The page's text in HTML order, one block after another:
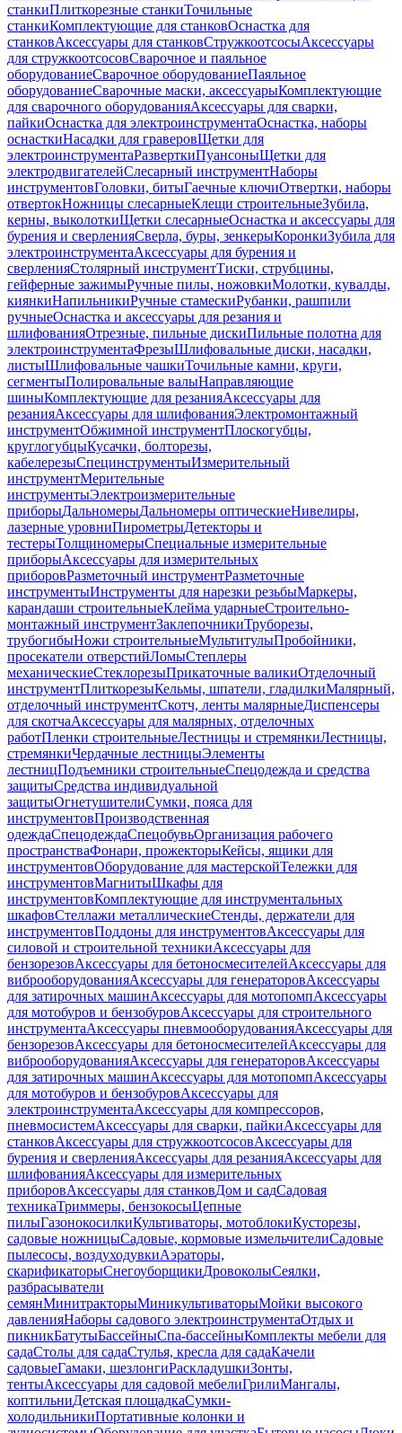
станкиПлиткорезные станкиТочильные
станкиКомплектующие для станковОснастка для
станковАксессуары для станковСтружкоотсосыАксессуары
для стружкоотсосовСварочное и паяльное
оборудованиеСварочное оборудованиеПаяльное
оборудованиеСварочные маски, аксессуарыКомплектующие
для сварочного оборудованияАксессуары для сварки,
пайкиОснастка для электроинструментаОснастка, наборы
оснасткиНасадки для граверовЩетки для
электроинструментаРазверткиПуансоныЩетки для
электродвигателейСлесарный инструментНаборы
инструментовГоловки, битыГаечные ключиОтвертки, наборы
отвертокНожницы слесарныеКлещи строительныеЗубила,
керны, выколоткиЩетки слесарныеОснастка и аксессуары для
бурения и сверленияСверла, буры, зенкерыКоронкиЗубила для
электроинструментаАксессуары для бурения и
сверленияСтолярный инструментТиски, струбцины,
гейферные зажимыРучные пилы, ножовкиМолотки, кувалды,
киянкиНапильникиРучные стамескиРубанки, рашпили
ручныеОснастка и аксессуары для резания и
шлифованияОтрезные, пильные дискиПильные полотна для
электроинструментаФрезыШлифовальные диски, насадки,
листыШлифовальные чашкиТочильные камни, круги,
сегментыПолировальные валыНаправляющие
шиныКомплектующие для резанияАксессуары для
резанияАксессуары для шлифованияЭлектромонтажный
инструментОбжимной инструментПлоскогубцы,
круглогубцыКусачки, болторезы,
кабелерезыСпецинструментыИзмерительный
инструментМерительные
инструментыЭлектроизмерительные
приборыДальномерыДальномеры оптическиеНивелиры,
лазерные уровниПирометрыДетекторы и
тестерыТолщиномерыСпециальные измерительные
приборыАксессуары для измерительных
приборовРазметочный инструментРазметочные
инструментыИнструменты для нарезки резьбыМаркеры,
карандаши строительныеКлейма ударныеСтроительно-
монтажный инструментЗаклепочникиТруборезы,
трубогибыНожи строительныеМультитулыПробойники,
просекатели отверстийЛомыСтеплеры
механическиеСтеклорезыПрикаточные валикиОтделочный
инструментПлиткорезыКельмы, шпатели, гладилкиМалярный,
отделочный инструментСкотч, ленты малярныеДиспенсеры
для скотчаАксессуары для малярных, отделочных
работПленки строительныеЛестницы и стремянкиЛестницы,
стремянкиЧердачные лестницыЭлементы
лестницПодъемники строительныеСпецодежда и средства
защитыСредства индивидуальной
защитыОгнетушителиСумки, пояса для
инструментовПроизводственная
одеждаСпецодеждаСпецобувьОрганизация рабочего
пространстваФонари, прожекторыКейсы, ящики для
инструментовОборудование для мастерскойТележки для
инструментовМагнитыШкафы для
инструментовКомплектующие для инструментальных
шкафовСтеллажи металлическиеСтенды, держатели для
инструментовПоддоны для инструментовАксессуары для
силовой и строительной техникиАксессуары для
бензорезовАксессуары для бетоносмесителейАксессуары для
виброоборудованияАксессуары для генераторовАксессуары
для затирочных машинАксессуары для мотопомпАксессуары
для мотобуров и бензобуровАксессуары для строительного
инструментаАксессуары пневмооборудованияАксессуары для
бензорезовАксессуары для бетоносмесителейАксессуары для
виброоборудованияАксессуары для генераторовАксессуары
для затирочных машинАксессуары для мотопомпАксессуары
для мотобуров и бензобуровАксессуары для
электроинструментаАксессуары для компрессоров,
пневмосистемАксессуары для сварки, пайкиАксессуары для
станковАксессуары для стружкоотсосовАксессуары для
бурения и сверленияАксессуары для резанияАксессуары для
шлифованияАксессуары для измерительных
приборовАксессуары для станковДом и садСадовая
техникаТриммеры, бензокосыЦепные
пилыГазонокосилкиКультиваторы, мотоблокиКусторезы,
садовые ножницыСадовые, кормовые измельчителиСадовые
пылесосы, воздуходувкиАэраторы,
скарификаторыСнегоуборщикиДровоколыСеялки,
разбрасыватели
семянМинитракторыМиникультиваторыМойки высокого
давленияНаборы садового электроинструментаОтдых и
пикникБатутыБассейныСпа-бассейныКомплекты мебели для
садаСтолы для садаСтулья, кресла для садаКачели
садовыеГамаки, шезлонгиРаскладушкиЗонты,
тентыАксессуары для садовой мебелиГрилиМангалы,
коптильниДетская площадкаСумки-
холодильникиПортативные колонки и